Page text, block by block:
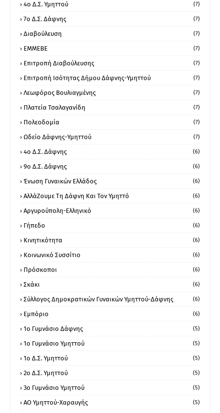
4ο Δ.Σ. Υμηττού (7)
7ο Δ.Σ. Δάφνης (7)
Διαβούλευση (7)
ΕΜΜΕΒΕ (7)
Επιτροπή Διαβούλευσης (7)
Επιτροπή Ισότητας Δήμου Δάφνης-Υμηττού (7)
Λεωφόρος Βουλιαγμένης (7)
Πλατεία Τσαλαγανίδη (7)
Πολεοδομία (7)
Ωδείο Δάφνης-Υμηττού (7)
4ο Δ.Σ. Δάφνης (6)
9ο Δ.Σ. Δάφνης (6)
Ένωση Γυναικών Ελλάδος (6)
ΑλλάΖουμε Τη Δάφνη Και Τον Υμηττό (6)
Αργυρούπολη-Ελληνικό (6)
Γήπεδο (6)
Κινητικότητα (6)
Κοινωνικό Συσσίτιο (6)
Πρόσκοποι (6)
Σκάκι (6)
Σύλλογος Δημοκρατικών Γυναικών Υμηττού-Δάφνης (6)
Εμπόριο (6)
1ο Γυμνάσιο Δάφνης (5)
1ο Γυμνάσιο Υμηττού (5)
1ο Δ.Σ. Υμηττού (5)
2ο Δ.Σ. Υμηττού (5)
3ο Γυμνάσιο Υμηττού (5)
ΑΟ Υμηττού-Χαραυγής (5)